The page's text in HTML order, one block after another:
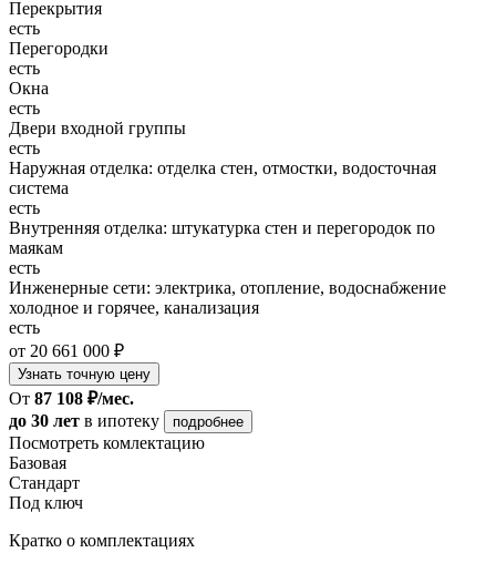
Перекрытия
есть
Перегородки
есть
Окна
есть
Двери входной группы
есть
Наружная отделка: отделка стен, отмостки, водосточная
система
есть
Внутренняя отделка: штукатурка стен и перегородок по
маякам
есть
Инженерные сети: электрика, отопление, водоснабжение
холодное и горячее, канализация
есть
от 20 661 000 ₽
Узнать точную цену
От 87 108 ₽/мес.
до 30 лет в ипотеку подробнее
Посмотреть комлектацию
Базовая
Стандарт
Под ключ
Кратко о комплектациях